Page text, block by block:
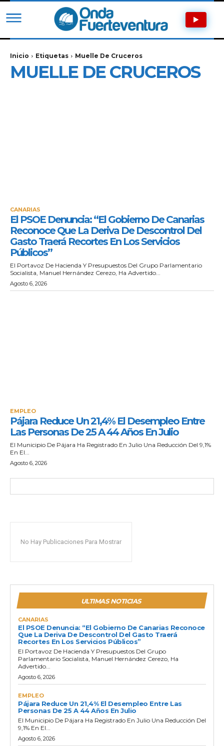
Inicio Etiquetas Muelle De Cruceros
MUELLE DE CRUCEROS
CANARIAS
El PSOE Denuncia: “El Gobierno De Canarias
Reconoce Que La Deriva De Descontrol Del
Gasto Traerá Recortes En Los Servicios
Públicos”
El Portavoz De Hacienda Y Presupuestos Del Grupo Parlamentario
Socialista, Manuel Hernández Cerezo, Ha Advertido...
Agosto 6, 2026
EMPLEO
Pájara Reduce Un 21,4% El Desempleo Entre
Las Personas De 25 A 44 Años En Julio
El Municipio De Pájara Ha Registrado En Julio Una Reducción Del 9,1%
En El...
Agosto 6, 2026
No Hay Publicaciones Para Mostrar
ULTIMAS NOTICIAS
CANARIAS
El PSOE Denuncia: “El Gobierno De Canarias Reconoce
Que La Deriva De Descontrol Del Gasto Traerá
Recortes En Los Servicios Públicos”
El Portavoz De Hacienda Y Presupuestos Del Grupo
Parlamentario Socialista, Manuel Hernández Cerezo, Ha
Advertido...
Agosto 6, 2026
EMPLEO
Pájara Reduce Un 21,4% El Desempleo Entre Las
Personas De 25 A 44 Años En Julio
El Municipio De Pájara Ha Registrado En Julio Una Reducción Del
9,1% En El...
Agosto 6, 2026